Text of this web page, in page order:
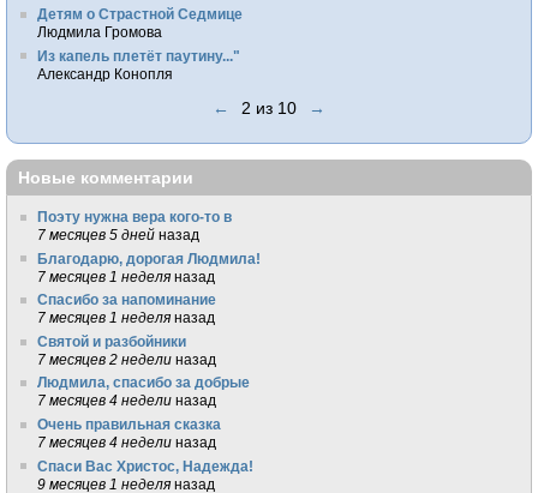
Детям о Страстной Седмице
Людмила Громова
Из капель плетёт паутину..."
Александр Конопля
← 2 из 10 →
Новые комментарии
Поэту нужна вера кого-то в
7 месяцев 5 дней назад
Благодарю, дорогая Людмила!
7 месяцев 1 неделя назад
Спасибо за напоминание
7 месяцев 1 неделя назад
Святой и разбойники
7 месяцев 2 недели назад
Людмила, спасибо за добрые
7 месяцев 4 недели назад
Очень правильная сказка
7 месяцев 4 недели назад
Спаси Вас Христос, Надежда!
9 месяцев 1 неделя назад